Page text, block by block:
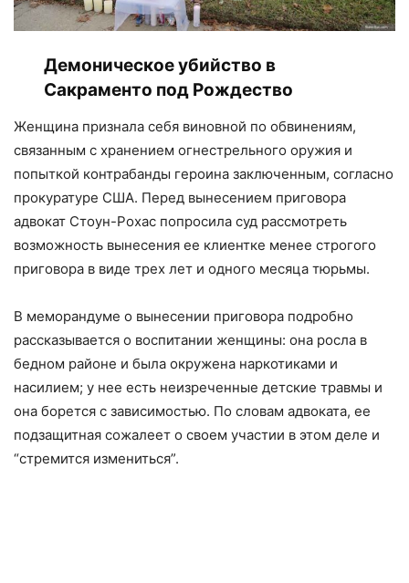
Демоническое убийство в
Сакраменто под Рождество
Женщина признала себя виновной по обвинениям,
связанным с хранением огнестрельного оружия и
попыткой контрабанды героина заключенным, согласно
прокуратуре США. Перед вынесением приговора
адвокат Стоун-Рохас попросила суд рассмотреть
возможность вынесения ее клиентке менее строгого
приговора в виде трех лет и одного месяца тюрьмы.
В меморандуме о вынесении приговора подробно
рассказывается о воспитании женщины: она росла в
бедном районе и была окружена наркотиками и
насилием; у нее есть неизреченные детские травмы и
она борется с зависимостью. По словам адвоката, ее
подзащитная сожалеет о своем участии в этом деле и
“стремится измениться”.